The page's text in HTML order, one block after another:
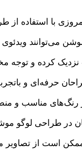
با استفاده از
می‌توانند
نزدیک کرده و توجه
حرفه‌ای و
رنگ‌های مناسب و
در طراحی لوگو
ممکن است از تصاویر